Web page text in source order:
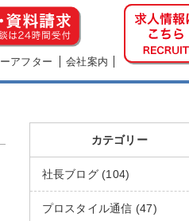
アフター 会社案内
カテゴリー
社長ブログ (104)
プロスタイル通信 (47)